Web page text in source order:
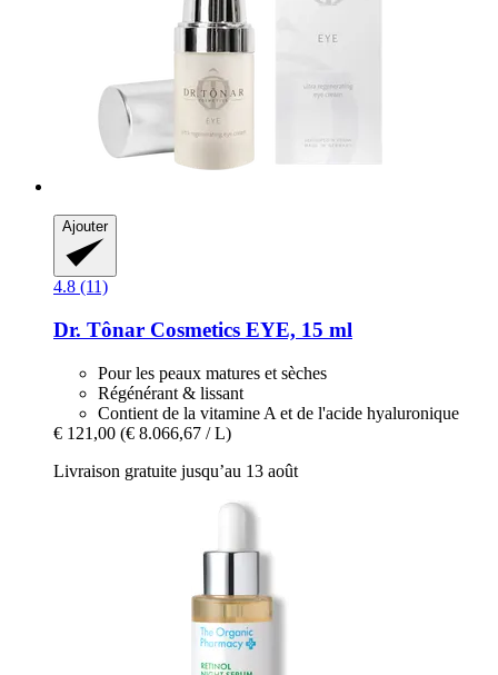
Ajouter
4.8 (11)
Dr. Tônar Cosmetics EYE, 15 ml
Pour les peaux matures et sèches
Régénérant & lissant
Contient de la vitamine A et de l'acide hyaluronique
€ 121,00 (€ 8.066,67 / L)
Livraison gratuite jusqu’au 13 août